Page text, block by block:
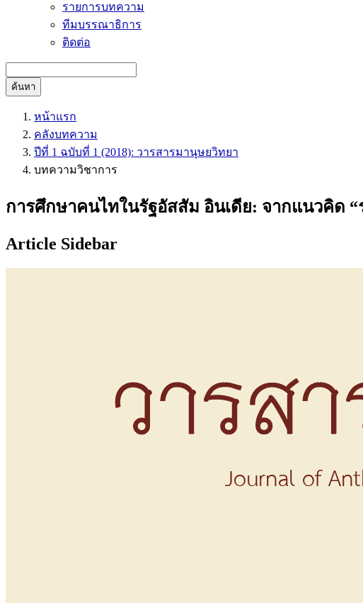
รายการบทความ
ทีมบรรณาธิการ
ติดต่อ
ค้นหา
หน้าแรก
คลังบทความ
ปีที่ 1 ฉบับที่ 1 (2018): วารสารมานุษยวิทยา
บทความวิชาการ
การศึกษาคนไทในรัฐอัสสัม อินเดีย: จากแนวคิด
Article Sidebar